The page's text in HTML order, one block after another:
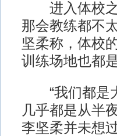
进入体校之
那会教练都不
坚柔称，体校
训练场地也都
“我们都是大
几乎都是从半
李坚柔并未想